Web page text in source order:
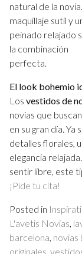
natural de la
maquillaje sutil y
peinado relajado
la combinación
perfecta.
El look bohemio
Los vestidos de
novias que
en su gran día.
detalles florales,
elegancia
sentir libre, este
¡Pide tu cita!
Posted in
L'avetis Novias,
barcelona, novias
originales